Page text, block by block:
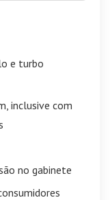
e turbo
inclusive com
no gabinete